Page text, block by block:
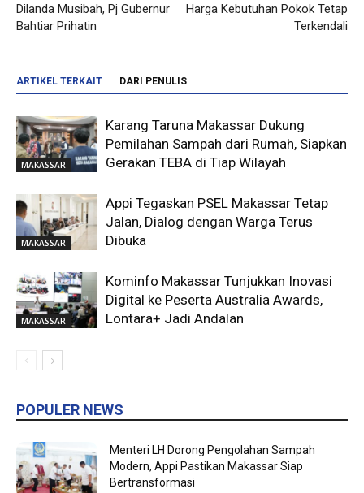
Dilanda Musibah, Pj Gubernur
Bahtiar Prihatin
Harga Kebutuhan Pokok Tetap
Terkendali
ARTIKEL TERKAIT DARI PENULIS
MAKASSAR
Karang Taruna Makassar Dukung
Pemilahan Sampah dari Rumah, Siapkan
Gerakan TEBA di Tiap Wilayah
MAKASSAR
Appi Tegaskan PSEL Makassar Tetap
Jalan, Dialog dengan Warga Terus
Dibuka
MAKASSAR
Kominfo Makassar Tunjukkan Inovasi
Digital ke Peserta Australia Awards,
Lontara+ Jadi Andalan
POPULER NEWS
Menteri LH Dorong Pengolahan Sampah
Modern, Appi Pastikan Makassar Siap
Bertransformasi